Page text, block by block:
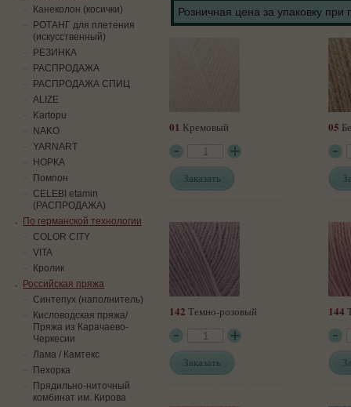
Розничная цена за упаковку при
01 Кремовый
Заказать
05
142 Темно-розовый
Заказать
144
Канеколон (косички)
РОТАНГ для плетения
(искусственный)
PЕЗИНКА
РАСПРОДАЖА
РАСПРОДАЖА СПИЦ
ALIZE
Kartopu
NAKO
YARNART
НОРКА
Помпон
СELEBI etamin
(РАСПРОДАЖА)
По германской технологии
COLOR CITY
VITA
Кролик
Российская пряжа
Синтепух (наполнитель)
Кисловодская пряжа/
Пряжа из Карачаево-
Черкесии
Лама / Камтекс
Пехорка
Прядильно-ниточный
комбинат им. Кирова